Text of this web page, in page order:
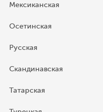
Мексиканская
Осетинская
Русская
Скандинавская
Татарская